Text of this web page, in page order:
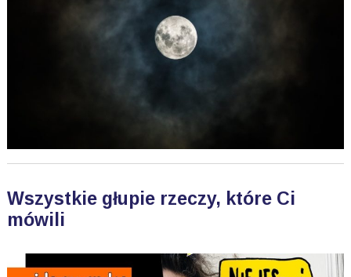
Wszystkie głupie rzeczy, które Ci
mówili